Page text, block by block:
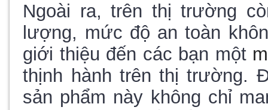
Ngoài ra, trên thị trường
lượng, mức độ an toàn
giới thiệu đến các bạn một
thịnh hành trên thị trường.
sản phẩm này không chỉ